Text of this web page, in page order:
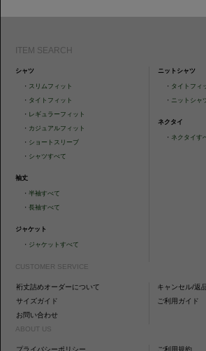
ITEM SEARCH
シャツ
・ スリムフィット
・ タイトフィット
・ レギュラーフィット
・ カジュアルフィット
・ ショートスリーブ
・ シャツすべて
袖丈
・半袖すべて
・長袖すべて
ジャケット
・ ジャケットすべて
ニットシャツ
・ タイトフィ
・ ニットシャ
ネクタイ
・ ネクタイす
CUSTOMER SERVICE
裄丈詰めオーダーについて
キャンセル/返
サイズガイド
ご利用ガイド
お問い合わせ
ABOUT US
プライバシーポリシー
ご利用規約